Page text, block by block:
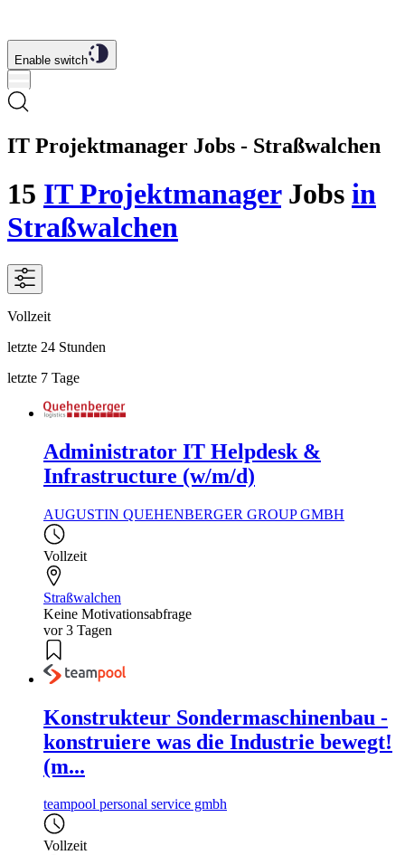
Enable switch
IT Projektmanager Jobs - Straßwalchen
15 IT ProjektmanagerJobs in
Straßwalchen
Vollzeit
letzte 24 Stunden
letzte 7 Tage
Administrator IT Helpdesk &
Infrastructure (w/m/d)
AUGUSTIN QUEHENBERGER GROUP GMBH
Vollzeit
Straßwalchen
Keine Motivationsabfrage
vor 3 Tagen
Konstrukteur Sondermaschinenbau -
konstruiere was die Industrie bewegt!
(m...
teampool personal service gmbh
Vollzeit